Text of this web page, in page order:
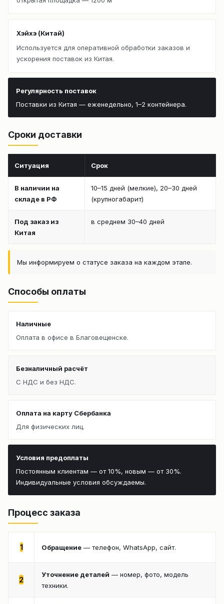
Хэйхэ (Китай)
Используется для оперативной обработки заказов и
ускорения поставок из Китая.
Регулярность поставок
Поставки из Китая — еженедельно, 1–2 контейнера.
Сроки доставки
Ситуация Срок
В наличии на
складе в РФ
10–15 дней (мелкие), 20–30 дней
(крупногабарит)
Под заказ из
Китая
в среднем 30–40 дней
Мы информируем о статусе заказа на каждом этапе.
Способы оплаты
Наличные
Оплата в офисе в Благовещенске.
Безналичный расчёт
С НДС и без НДС.
Оплата на карту Сбербанка
Для физических лиц.
Условия предоплаты
Постоянным клиентам — от 10%, новым — от 30%.
Индивидуальные условия обсуждаемы.
Процесс заказа
1 Обращение — телефон, WhatsApp, сайт.
2
Уточнение деталей — номер, фото, модель
техники.